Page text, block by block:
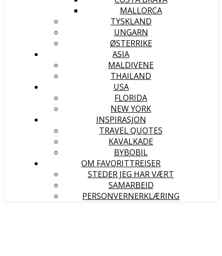
MALLORCA
TYSKLAND
UNGARN
ØSTERRIKE
ASIA
MALDIVENE
THAILAND
USA
FLORIDA
NEW YORK
INSPIRASJON
TRAVEL QUOTES
KAVALKADE
BYBOBIL
OM FAVORITTREISER
STEDER JEG HAR VÆRT
SAMARBEID
PERSONVERNERKLÆRING